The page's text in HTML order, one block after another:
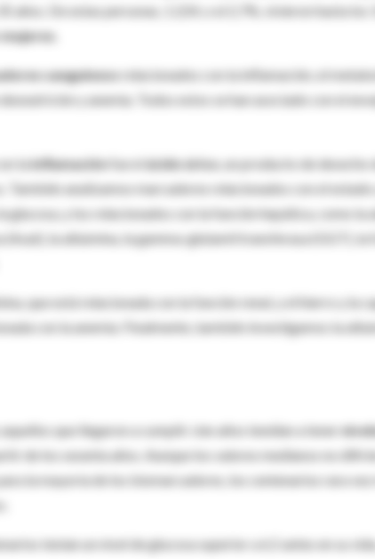
años. De estas personas, 1.224, o el 2,7%, vivieron hasta los
mujeres
sanguíneosrelacionados con la inflamación, el
y anemia. Todos estos se han asociado con el
lainflamaciónfue elácido úrico, un producto de desecho
También analizamos marcadores relacionados con el
glucosa, y los relacionados con la función hepática, como la
la albúmina, la gamma-glutamil transferasa (GGT), la
que está relacionada con la función renal, y el hierro y la
con la anemia. Finalmente, también investigamos la
que llegaron a cumplir cien años tendían a tener
de los sesenta años. Aunque los valores medianos no
la mayoría de los biomarcadores, los centenarios rara
tenían un nivel de glucosa superior a 6,5 ​​antes en su